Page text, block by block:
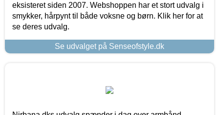
eksisteret siden 2007. Webshoppen har et stort udvalg i
smykker, hårpynt til både voksne og børn. Klik her for at
se deres udvalg.
Se udvalget på Senseofstyle.dk